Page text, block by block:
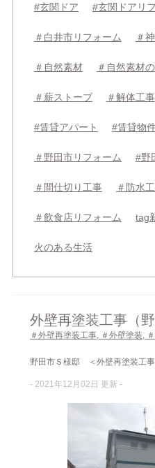
#玄関ドア #玄関ドアリ
＃白井市リフォーム ＃
＃自然素材 ＃自然素材
＃薪ストーブ ＃解体工事
#賃貸アパート #賃貸物
＃野田市リフォーム #野
＃間仕切り工事 ＃防水
＃飲食店リフォーム tag
火のある生活
外壁再塗装工事（野
＃外壁再塗装工事, ＃外壁塗装,
野田市Ｓ様邸 ＜外壁再塗装工
- 2021年12月02日 更新 -